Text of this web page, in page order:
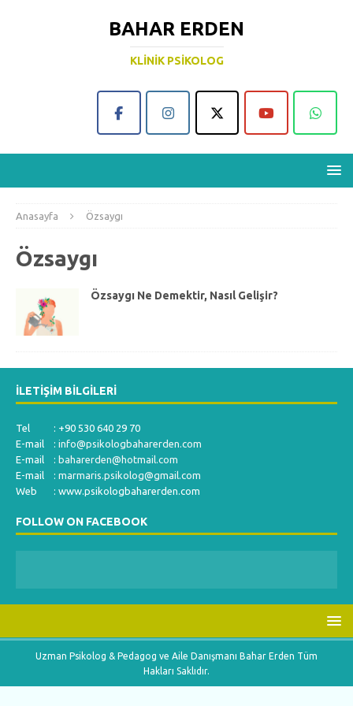
BAHAR ERDEN
KLINIK PSIKOLOG
Anasayfa Özsaygı
Özsaygı
Özsaygı Ne Demektir, Nasıl Gelişir?
İLETIŞIM BILGILERI
Tel : +90 530 640 29 70
E-mail : info@psikologbaharerden.com
E-mail : baharerden@hotmail.com
E-mail : marmaris.psikolog@gmail.com
Web : www.psikologbaharerden.com
FOLLOW ON FACEBOOK
Uzman Psikolog & Pedagog ve Aile Danışmanı Bahar Erden Tüm
Hakları Saklıdır.